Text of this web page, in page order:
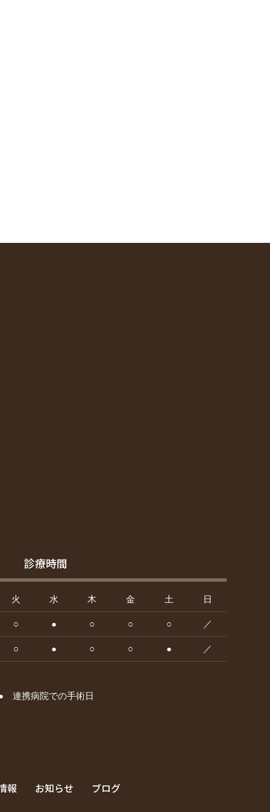
診療時間
火 水 木 金 土 日
○ ● ○ ○ ○ ／
○ ● ○ ○ ● ／
連携病院での手術日
報 お知らせ ブログ